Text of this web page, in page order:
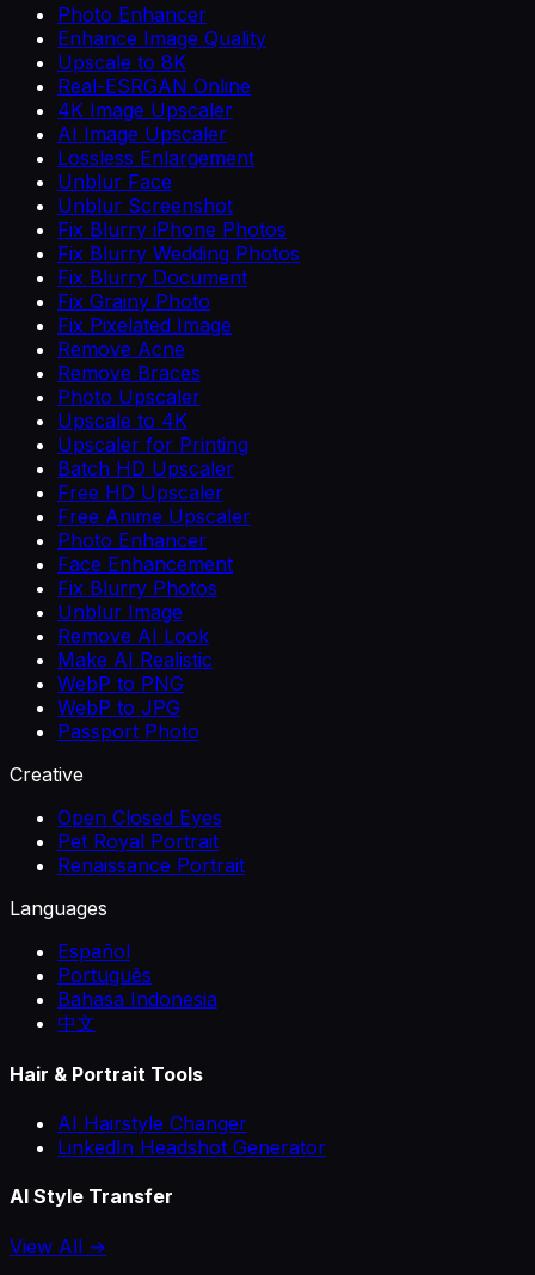
Photo Enhancer
Enhance Image Quality
Upscale to 8K
Real-ESRGAN Online
4K Image Upscaler
AI Image Upscaler
Lossless Enlargement
Unblur Face
Unblur Screenshot
Fix Blurry iPhone Photos
Fix Blurry Wedding Photos
Fix Blurry Document
Fix Grainy Photo
Fix Pixelated Image
Remove Acne
Remove Braces
Photo Upscaler
Upscale to 4K
Upscaler for Printing
Batch HD Upscaler
Free HD Upscaler
Free Anime Upscaler
Photo Enhancer
Face Enhancement
Fix Blurry Photos
Unblur Image
Remove AI Look
Make AI Realistic
WebP to PNG
WebP to JPG
Passport Photo
Creative
Open Closed Eyes
Pet Royal Portrait
Renaissance Portrait
Languages
Español
Português
Bahasa Indonesia
中文
Hair & Portrait Tools
AI Hairstyle Changer
LinkedIn Headshot Generator
AI Style Transfer
View All →